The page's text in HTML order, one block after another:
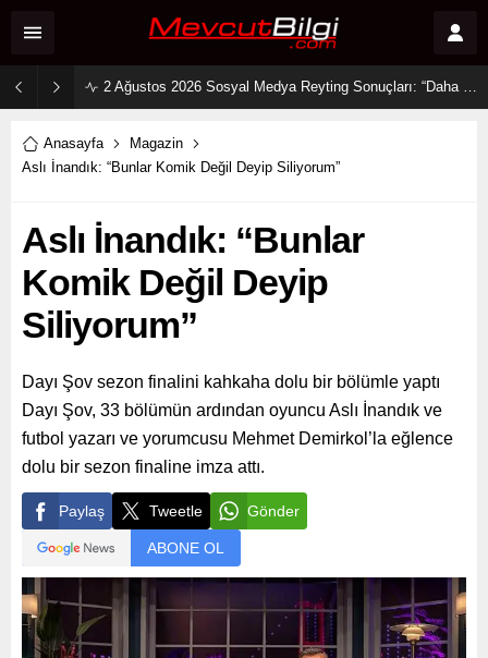
2 Ağustos 2026 Sosyal Medya Reyting Sonuçları: “Daha 17” Ekranlara Ambargo Koydu!
Anasayfa
Magazin
Aslı İnandık: “Bunlar Komik Değil Deyip Siliyorum”
Aslı İnandık: “Bunlar
Komik Değil Deyip
Siliyorum”
Dayı Şov sezon finalini kahkaha dolu bir bölümle yaptı
Dayı Şov, 33 bölümün ardından oyuncu Aslı İnandık ve
futbol yazarı ve yorumcusu Mehmet Demirkol’la eğlence
dolu bir sezon finaline imza attı.
Paylaş Tweetle Gönder
ABONE OL